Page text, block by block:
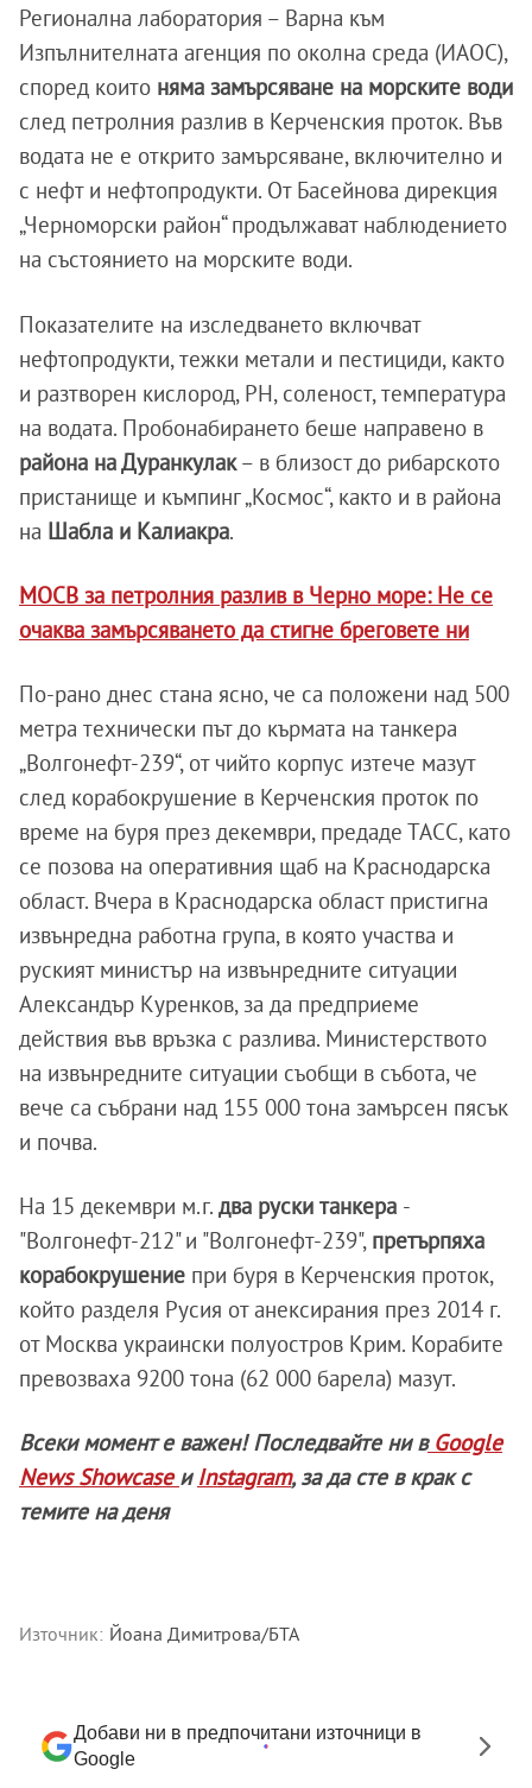
Регионална лаборатория – Варна към
Изпълнителната агенция по околна среда (ИАОС),
според които няма замърсяване на морските води
след петролния разлив в Керченския проток. Във
водата не е открито замърсяване, включително и
с нефт и нефтопродукти. От Басейнова дирекция
„Черноморски район“ продължават наблюдението
на състоянието на морските води.
Показателите на изследването включват
нефтопродукти, тежки метали и пестициди, както
и разтворен кислород, PH, соленост, температура
на водата. Пробонабирането беше направено в
района на Дуранкулак– в близост до рибарското
пристанище и къмпинг „Космос“, както и в района
на Шабла и Калиакра.
МОСВ за петролния разлив в Черно море: Не се
очаква замърсяването да стигне бреговете ни
По-рано днес стана ясно, че са положени над 500
метра технически път до кърмата на танкера
„Волгонефт-239“, от чийто корпус изтече мазут
след корабокрушение в Керченския проток по
време на буря през декември, предаде ТАСС, като
се позова на оперативния щаб на Краснодарска
област. Вчера в Краснодарска област пристигна
извънредна работна група, в която участва и
руският министър на извънредните ситуации
Александър Куренков, за да предприеме
действия във връзка с разлива. Министерството
на извънредните ситуации съобщи в събота, че
вече са събрани над 155 000 тона замърсен пясък
и почва.
На 15 декември м.г. два руски танкера -
"Волгонефт-212" и "Волгонефт-239", претърпяха
корабокрушение при буря в Керченския проток,
който разделя Русия от анексирания през 2014 г.
от Москва украински полуостров Крим. Корабите
превозваха 9200 тона (62 000 барела) мазут.
Всеки момент е важен! Последвайте ни вGoogle
News Showcaseи Instagram, за да сте в крак с
темите на деня
Източник: Йоана Димитрова/БТА
Добави ни в предпочитани източници в
Google